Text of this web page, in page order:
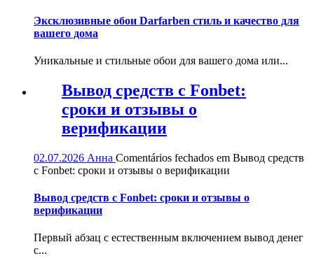
Эксклюзивные обои Darfarben стиль и качество для
вашего дома
Уникальные и стильные обои для вашего дома или...
Вывод средств с Fonbet:
сроки и отзывы о
верификации
02.07.2026 Анна Comentários fechados em Вывод средств
с Fonbet: сроки и отзывы о верификации
Вывод средств с Fonbet: сроки и отзывы о
верификации
Первый абзац с естественным включением вывод денег
с...